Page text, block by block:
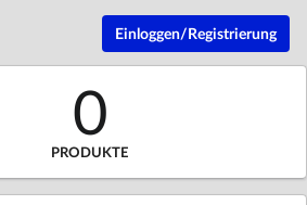
Einloggen/Registrierung
0
PRODUKTE